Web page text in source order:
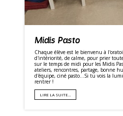
Midis Pasto
Chaque élève est le bienvenu à
d'intériorité, de calme, pour prier
sur le temps de midi pour les Midis
ateliers, rencontres, partage, bonne
d'équipe, ciné pasto...Si tu vois la
rentrer !
LIRE LA SUITE…